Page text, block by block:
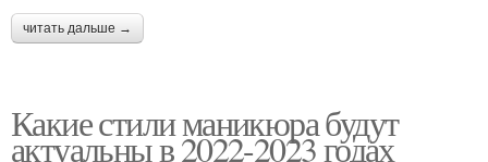
читать дальше →
Какие стили маникюра будут
актуальны в 2022-2023 годах